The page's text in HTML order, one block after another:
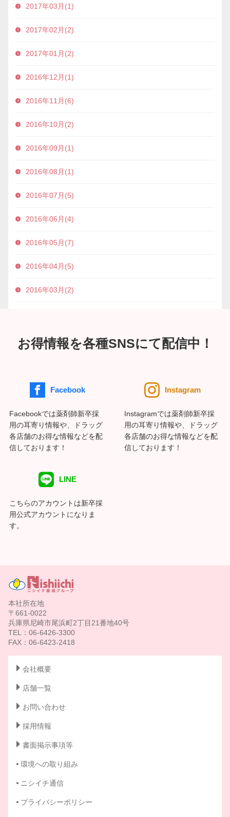
2017年03月(1)
2017年02月(2)
2017年01月(2)
2016年12月(1)
2016年11月(6)
2016年10月(2)
2016年09月(1)
2016年08月(1)
2016年07月(5)
2016年06月(4)
2016年05月(7)
2016年04月(5)
2016年03月(2)
お得情報を各種SNSにて配信中！
Facebook
Facebookでは薬剤師新卒採
用の耳寄り情報や、ドラッグ
各店舗のお得な情報などを配
信しております！
Instagram
Instagramでは薬剤師新卒採
用の耳寄り情報や、ドラッグ
各店舗のお得な情報などを配
信しております！
LINE
こちらのアカウントは新卒採
用公式アカウントになりま
す。
本社所在地
〒661-0022
兵庫県尼崎市尾浜町2丁目21番地40号
TEL：06-6426-3300
FAX：06-6423-2418
会社概要
店舗一覧
お問い合わせ
採用情報
書面掲示事項等
環境への取り組み
ニシイチ通信
プライバシーポリシー